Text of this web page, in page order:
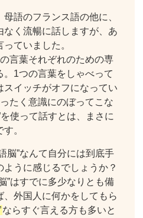
語のフランス語の他に、
なく流暢に話しますが、あ
ていました。
言葉それぞれのための専
。1つの言葉をしゃべって
スイッチがオフになってい
たく意識にのぼってこな
使って話すとは、まさに
。
脳”なんて自分には到底手
うに感じるでしょうか？
”はすでに多少なりとも備
外国人に何かをしてもら
ならすぐ言える方も多いと